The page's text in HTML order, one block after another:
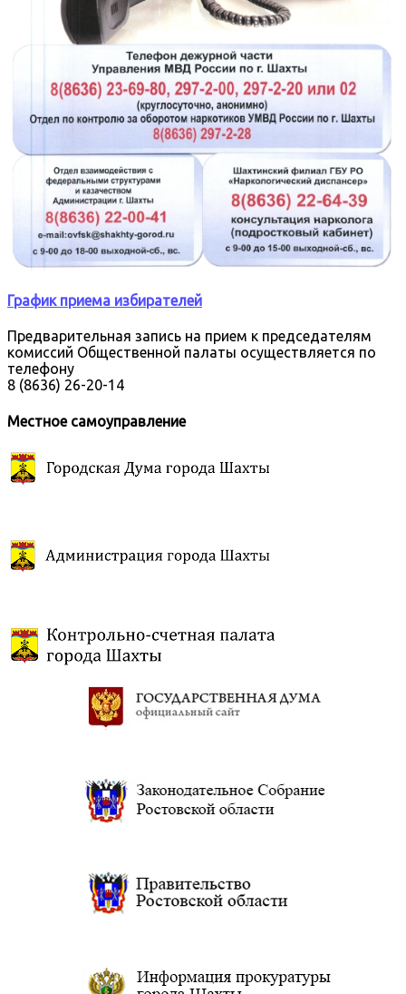
График приема избирателей
Предварительная запись на прием к председателям
комиссий Общественной палаты осуществляется по
телефону
8 (8636) 26-20-14
Местное самоуправление